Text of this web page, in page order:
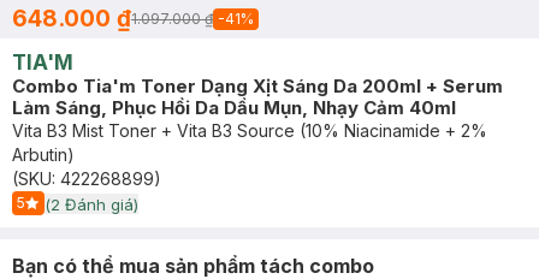
648.000 ₫1.097.000 ₫ -41%
TIA'M
Combo Tia'm Toner Dạng Xịt Sáng Da 200ml + Serum
Làm Sáng, Phục Hồi Da Dầu Mụn, Nhạy Cảm 40ml
Vita B3 Mist Toner + Vita B3 Source (10% Niacinamide + 2%
Arbutin)
(SKU: 422268899)
5
Start Icon
(2 Đánh giá)
Bạn có thể mua sản phẩm tách combo